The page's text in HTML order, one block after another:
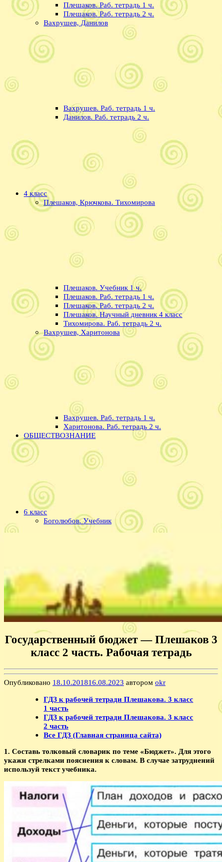
Плешаков. Раб. тетрадь 1 ч.
Плешаков. Раб. тетрадь 2 ч.
Вахрушев, Данилов
Вахрушев. Раб. тетрадь 1 ч.
Данилов. Раб. тетрадь 2 ч.
4 класс
Плешаков, Крючкова. Тихомирова
Плешаков. Учебник 1 ч.
Плешаков. Раб. тетрадь 1 ч.
Плешаков. Раб. тетрадь 2 ч.
Плешаков. Научный дневник 4 класс
Тихомирова. Раб. тетрадь 2 ч.
Вахрушев, Харитонова
Вахрушев. Раб. тетрадь 1 ч.
Харитонова. Раб. тетрадь 2 ч.
ОБЩЕСТВОЗНАНИЕ
6 класс
Боголюбов. Учебник
Государственный бюджет — Плешаков 3
класс 2 часть. Рабочая тетрадь
Опубликовано 18.10.201816.08.2023 автором okr
ГДЗ к рабочей тетради Плешакова. 3 класс
1 часть
ГДЗ к рабочей тетради Плешакова. 3 класс
2 часть
Все ГДЗ (Главная страница сайта)
1. Составь толковый словарик по теме «Бюджет». Для этого
укажи стрелками пояснения к словам. В случае затруднений
используй текст учебника.